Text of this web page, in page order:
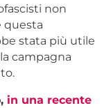
non
questa
stata più utile
campagna
in una recente